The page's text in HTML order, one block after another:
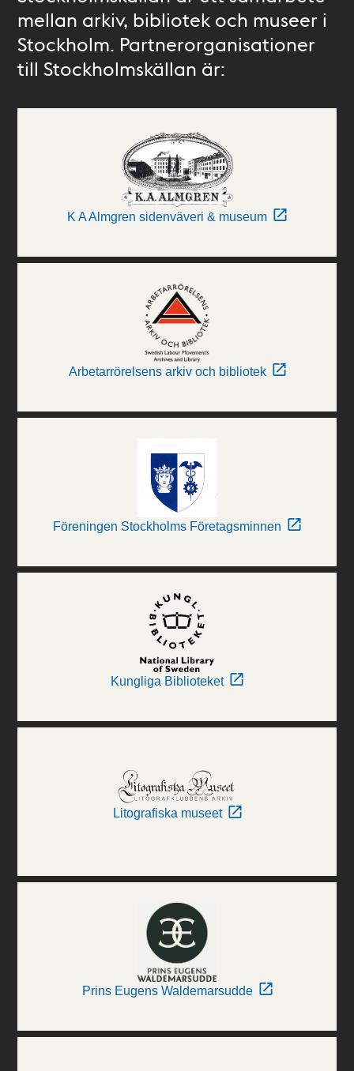
mellan arkiv, bibliotek och museer i
Stockholm. Partnerorganisationer
till Stockholmskällan är:
K A Almgren sidenväveri & museum
Arbetarrörelsens arkiv och bibliotek
Föreningen Stockholms Företagsminnen
Kungliga Biblioteket
Litografiska museet
Prins Eugens Waldemarsudde